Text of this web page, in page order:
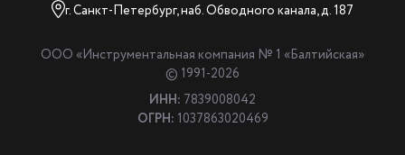
г. Санкт-Петербург, наб. Обводного канала, д. 187
ООО «Инструментальная компания № 1 «Балтийская»
© 1991-2026
ИНН: 7839008042
ОГРН: 1037863020469